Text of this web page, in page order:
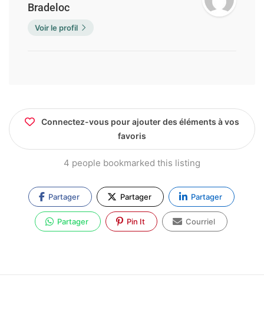
Bradeloc
Voir le profil
Connectez-vous pour ajouter des éléments à vos
favoris
4 people bookmarked this listing
Partager Partager Partager
Partager Pin It Courriel